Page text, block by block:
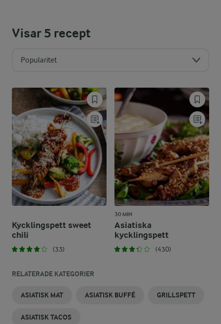
Visar5 recept
Popularitet
Kycklingspett sweet
chili
(33)
30 MIN
Asiatiska
kycklingspett
(430)
RELATERADE KATEGORIER
ASIATISK MAT ASIATISK BUFFÉ GRILLSPETT
ASIATISK TACOS